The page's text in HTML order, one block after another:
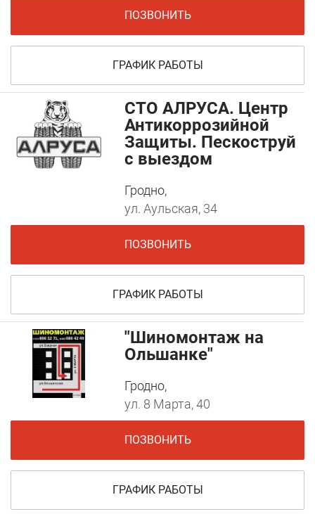
ПОЗВОНИТЬ
ГРАФИК РАБОТЫ
СТО АЛРУСА. Центр
Антикоррозийной
Защиты. Пескоструй
с выездом
Гродно,
ул. Аульская, 34
ПОЗВОНИТЬ
ГРАФИК РАБОТЫ
"Шиномонтаж на
Ольшанке"
Гродно,
ул. 8 Марта, 40
ПОЗВОНИТЬ
ГРАФИК РАБОТЫ